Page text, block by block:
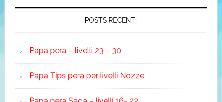
POSTS RECENTI
Papa pera – livelli 23 – 30
Papa Tips pera per livelli Nozze